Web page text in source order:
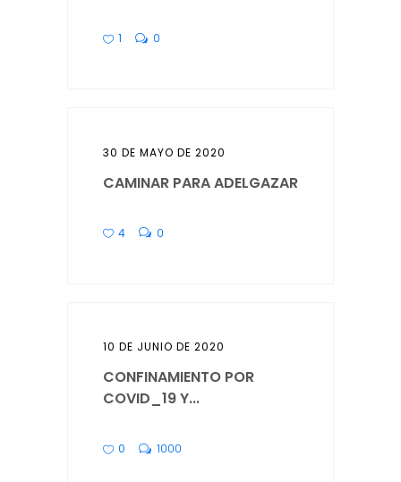
1 0
30 DE MAYO DE 2020
CAMINAR PARA ADELGAZAR
4 0
10 DE JUNIO DE 2020
CONFINAMIENTO POR
COVID_19 Y...
0 1000